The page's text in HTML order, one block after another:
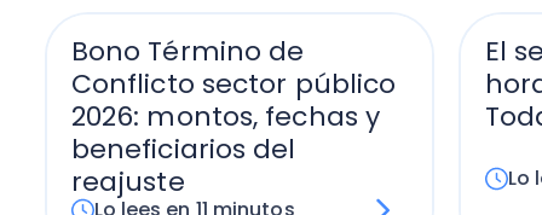
Bono Término de
Conflicto sector público
2026: montos, fechas y
beneficiarios del
reajuste
El
Lo